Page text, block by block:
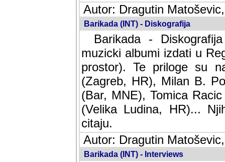
Autor: Dragutin
Barikada (INT) - Diskografija
Barikada -
muzicki albumi izdati u
prostor). Te priloge su
(Zagreb, HR), Milan B.
(Bar, MNE), Tomica
(Velika Ludina, HR)...
citaju.
Autor: Dragutin
Barikada (INT) - Interviews